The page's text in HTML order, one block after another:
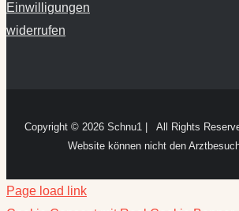
Einwilligungen
widerrufen
Copyright © 2026 Schnu1 | All Rights
Website können nicht den
Page load link